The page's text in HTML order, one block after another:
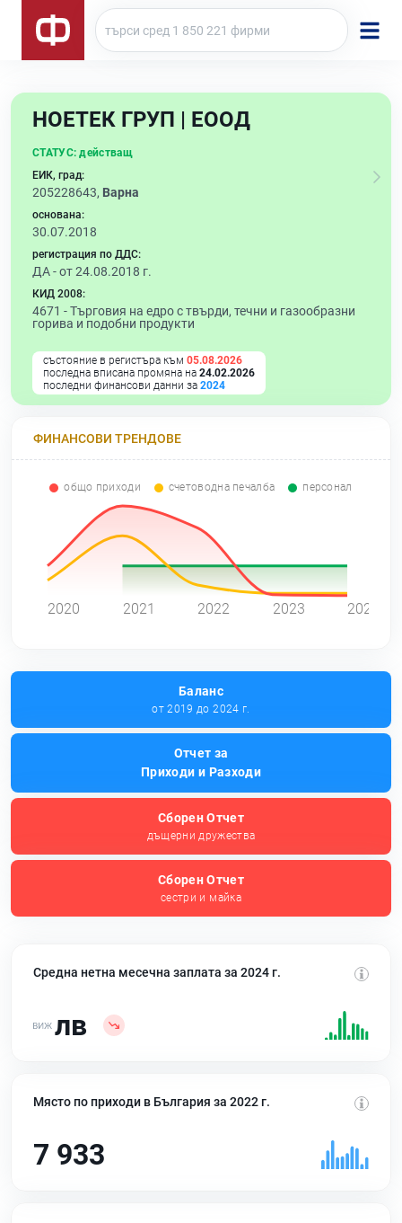
НОЕТЕК ГРУП | ЕООД
СТАТУС: действащ
ЕИК, град:
205228643, Варна
основана:
30.07.2018
регистрация по ДДС:
ДА - от 24.08.2018 г.
КИД 2008:
4671 -Търговия на едро с твърди, течни и газообразни
горива и подобни продукти
състояние в регистъра към 05.08.2026
последна вписана промяна на 24.02.2026
последни финансови данни за 2024
ФИНАНСОВИ ТРЕНДОВЕ
общо приходи счетоводна печалба персонал
2020 2021 2022 2023 2024
Баланс
от 2019 до 2024 г.
Отчет за
Приходи и Разходи
Сборен Отчет
дъщерни дружества
Сборен Отчет
сестри и майка
Средна нетна месечна заплата за 2024 г.
лв
Място по приходи в България за 2022 г.
7 933